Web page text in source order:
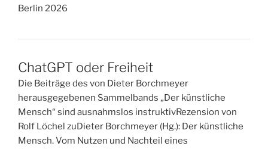
Berlin 2026
ChatGPT oder Freiheit
Die Beiträge des von Dieter Borchmeyer
herausgegebenen Sammelbands „Der künstliche
Mensch“ sind ausnahmslos instruktivRezension von
Rolf Löchel zuDieter Borchmeyer (Hg.): Der künstliche
Mensch. Vom Nutzen und Nachteil eines